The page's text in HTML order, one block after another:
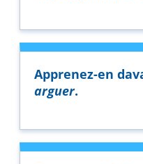
Apprenez-en
arguer.